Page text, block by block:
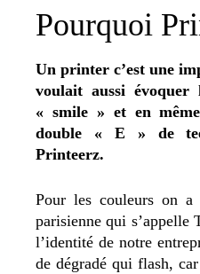
Pourquoi
Un printer c’est une
voulait aussi
« smile » et en
double « E » de
Printeerz.
Pour les couleurs on a
parisienne qui s’appelle
l’identité de notre
de dégradé qui flash,